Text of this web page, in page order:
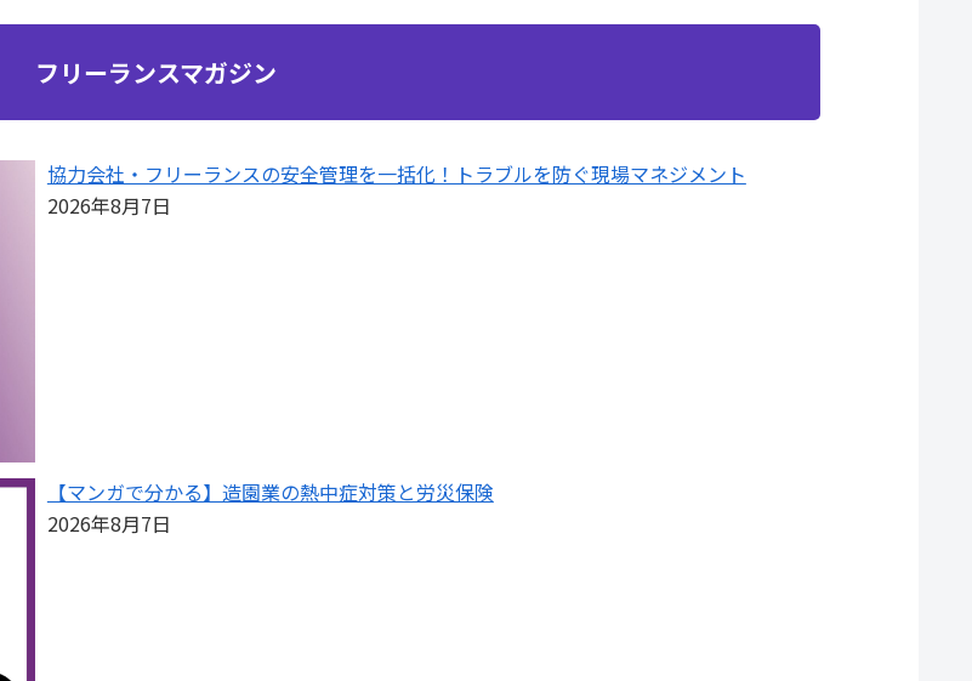
フリーランスマガジン
協力会社・フリーランスの安全管理を一括化！トラブルを防ぐ現場マネジメント
2026年8月7日
【マンガで分かる】造園業の熱中症対策と労災保険
2026年8月7日